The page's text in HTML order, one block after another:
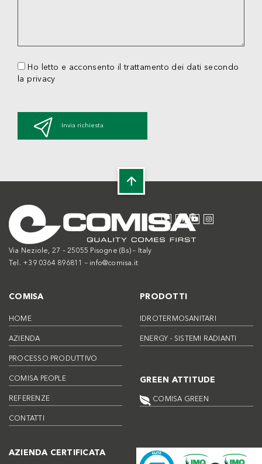
Ho letto e acconsento il trattamento dei dati secondo
la privacy
Invia richiesta
Via Neziole, 27 – 25055 Pisogne (Bs) – Italy
Tel. +39 0364 896811 – info@comisa.it
COMISA
HOME
AZIENDA
PROCESSO PRODUTTIVO
COMISA PEOPLE
REFERENZE
CONTATTI
PRODOTTI
IDROTERMOSANITARI
ENERGY - SISTEMI RADIANTI
GREEN ATTITUDE
COMISA GREEN
AZIENDA CERTIFICATA